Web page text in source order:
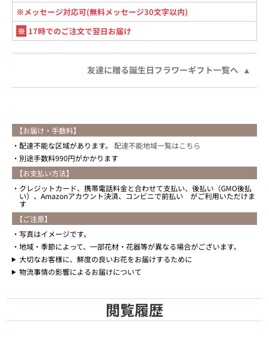
※メッセージ対応可(無料メッセージ30文字以内)
※ 17時でのご注文で翌日お届け
友達に贈る誕生日フラワーギフト一覧へ
【お届け・手数料】
配達不能な区域があります。 配達不能地域一覧はこちら
別途手数料990円がかかります
【お支払い方法】
クレジットカード、携帯電話料金と合わせて支払い、後払い（GMO後払
い）、Amazonアカウント決済、コンビニで前払い がご利用いただけま
す
【ご注意】
写真はイメージです。
地域・季節によって、一部花材・花器等が異なる場合がございます。
大切なお客様に、鮮度の良いお花をお届けするために
物流事情の影響によるお届けについて
閲覧履歴